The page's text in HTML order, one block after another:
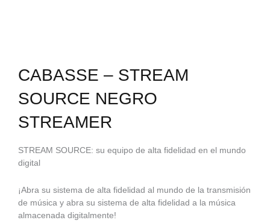
CABASSE – STREAM
SOURCE NEGRO
STREAMER
STREAM SOURCE: su equipo de alta fidelidad en el mundo
digital
¡Abra su sistema de alta fidelidad al mundo de la transmisión
de música y abra su sistema de alta fidelidad a la música
almacenada digitalmente!